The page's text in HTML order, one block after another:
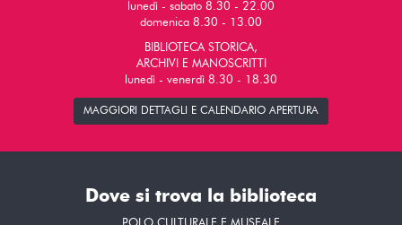
lunedì - sabato 8.30 - 22.00
domenica 8.30 - 13.00
BIBLIOTECA STORICA,
ARCHIVI E MANOSCRITTI
lunedì - venerdì 8.30 - 18.30
MAGGIORI DETTAGLI E CALENDARIO APERTURA
Dove si trova la biblioteca